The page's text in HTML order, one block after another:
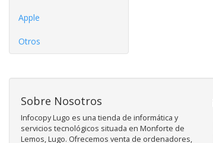
Apple
Otros
Sobre Nosotros
Infocopy Lugo es una tienda de informática y
servicios tecnológicos situada en Monforte de
Lemos, Lugo. Ofrecemos venta de ordenadores,